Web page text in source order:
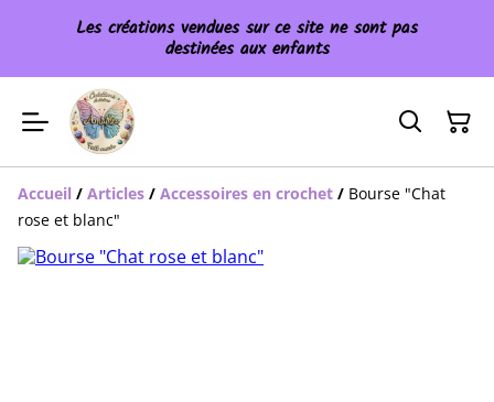
Les créations vendues sur ce site ne sont pas
destinées aux enfants
Accueil / Articles / Accessoires en crochet / Bourse "Chat
rose et blanc"